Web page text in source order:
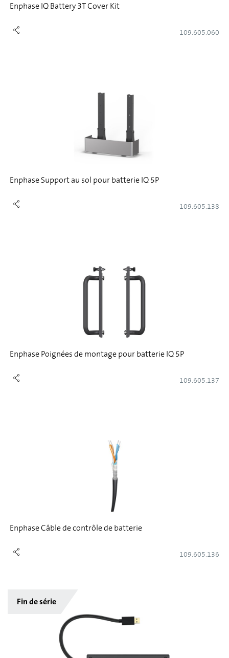
Enphase IQ Battery 3T Cover Kit
109.605.060
Enphase Support au sol pour batterie IQ 5P
109.605.138
Enphase Poignées de montage pour batterie IQ 5P
109.605.137
Enphase Câble de contrôle de batterie
109.605.136
Fin de série